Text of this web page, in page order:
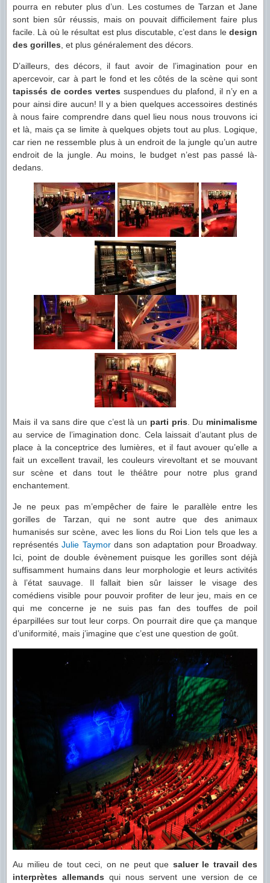
pourra en rebuter plus d’un. Les costumes de Tarzan et Jane
sont bien sûr réussis, mais on pouvait difficilement faire plus
facile. Là où le résultat est plus discutable, c’est dans le design
des gorilles, et plus généralement des décors.
D’ailleurs, des décors, il faut avoir de l’imagination pour en
apercevoir, car à part le fond et les côtés de la scène qui sont
tapissés de cordes vertes suspendues du plafond, il n’y en a
pour ainsi dire aucun! Il y a bien quelques accessoires destinés
à nous faire comprendre dans quel lieu nous nous trouvons ici
et là, mais ça se limite à quelques objets tout au plus. Logique,
car rien ne ressemble plus à un endroit de la jungle qu’un autre
endroit de la jungle. Au moins, le budget n’est pas passé là-
dedans.
Mais il va sans dire que c’est là un parti pris. Du minimalisme
au service de l’imagination donc. Cela laissait d’autant plus de
place à la conceptrice des lumières, et il faut avouer qu’elle a
fait un excellent travail, les couleurs virevoltant et se mouvant
sur scène et dans tout le théâtre pour notre plus grand
enchantement.
Je ne peux pas m’empêcher de faire le parallèle entre les
gorilles de Tarzan, qui ne sont autre que des animaux
humanisés sur scène, avec les lions du Roi Lion tels que les a
représentésJulie Taymordans son adaptation pour Broadway.
Ici, point de double évènement puisque les gorilles sont déjà
suffisamment humains dans leur morphologie et leurs activités
à l’état sauvage. Il fallait bien sûr laisser le visage des
comédiens visible pour pouvoir profiter de leur jeu, mais en ce
qui me concerne je ne suis pas fan des touffes de poil
éparpillées sur tout leur corps. On pourrait dire que ça manque
d’uniformité, mais j’imagine que c’est une question de goût.
Au milieu de tout ceci, on ne peut que saluer le travail des
interprètes allemands qui nous servent une version de ce